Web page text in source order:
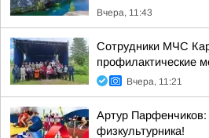
Вчера, 11:43
Сотрудники МЧС
профилактические
Вчера, 11:21
Артур
физкультурника!